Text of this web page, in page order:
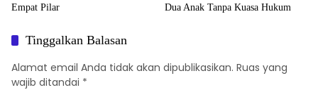
Empat Pilar
Dua Anak Tanpa Kuasa Hukum
Tinggalkan Balasan
Alamat email Anda tidak akan dipublikasikan. Ruas yang
wajib ditandai *